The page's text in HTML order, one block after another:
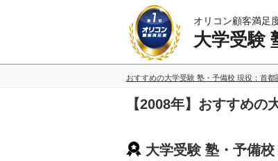
オリコン顧客満足
大学受験
おすすめの大学受験 塾・予備校 現役：首都
【2008年】おすすめ
大学受験 塾・予備